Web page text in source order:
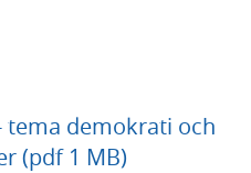
tema demokrati och
(pdf 1 MB)